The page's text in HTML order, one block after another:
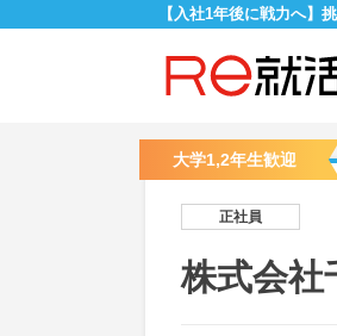
【入社1年後に戦力へ】
大学1,2年生歓迎
正社員
株式会社